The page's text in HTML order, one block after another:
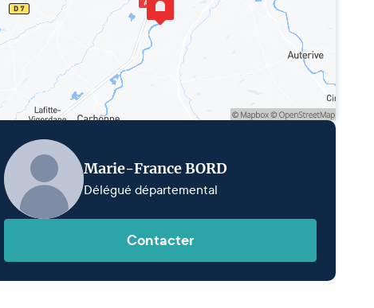
Marie-France BORD
Délégué départemental
Contacter